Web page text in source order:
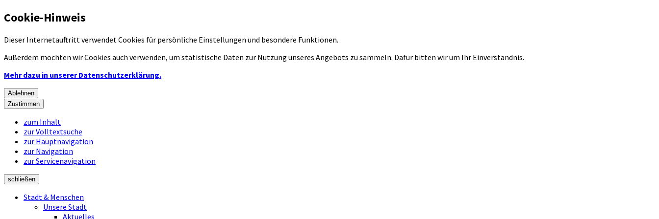
Cookie-Hinweis
Dieser Internetauftritt verwendet Cookies für persönliche Einstellungen und besondere Funktionen.
Außerdem möchten wir Cookies auch verwenden, um statistische Daten zur Nutzung unseres Angebots zu sammeln. Dafür bitten wir um Ihr Einverständnis.
Mehr dazu in unserer Datenschutzerklärung.
Ablehnen
Zustimmen
zum Inhalt
zur Volltextsuche
zur Hauptnavigation
zur Navigation
zur Servicenavigation
schließen
Stadt & Menschen
Unsere Stadt
Aktuelles